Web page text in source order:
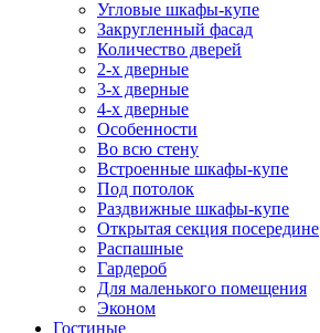
Угловые шкафы-купе
Закругленный фасад
Количество дверей
2-х дверные
3-х дверные
4-х дверные
Особенности
Во всю стену
Встроенные шкафы-купе
Под потолок
Раздвижные шкафы-купе
Открытая секция посередине
Распашные
Гардероб
Для маленького помещения
Эконом
Гостиные